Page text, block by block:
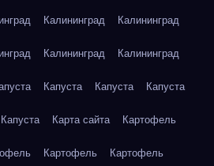
Калининград Калининград
Калининград Калининград
Капуста Капуста Капуста
Капуста Карта сайта Картофель
Картофель Картофель